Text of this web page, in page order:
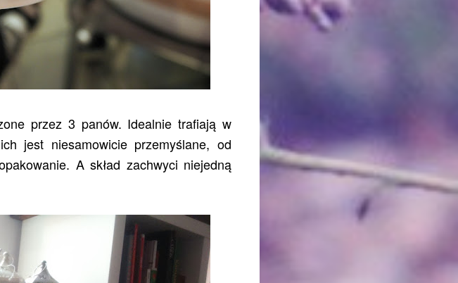
przez 3 panów. Idealnie trafiają w
jest niesamowicie przemyślane, od
A skład zachwyci niejedną